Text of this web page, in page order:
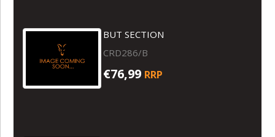
BUT SECTION
CRD286/B
€76,99 RRP